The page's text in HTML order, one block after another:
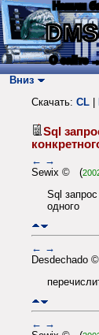
Нашли
О сайте
Вниз
Скачать: CL
Sql
← →
Sewix © (
Sql
одного
← →
Desdechado
← →